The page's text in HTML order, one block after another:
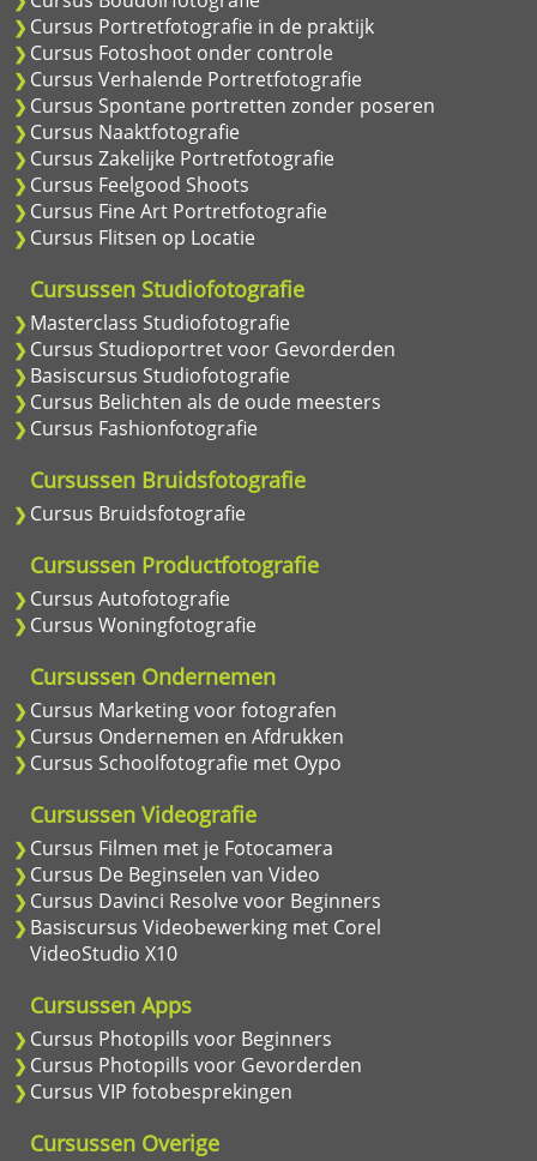
Cursus Portretfotografie in de praktijk
Cursus Fotoshoot onder controle
Cursus Verhalende Portretfotografie
Cursus Spontane portretten zonder poseren
Cursus Naaktfotografie
Cursus Zakelijke Portretfotografie
Cursus Feelgood Shoots
Cursus Fine Art Portretfotografie
Cursus Flitsen op Locatie
Cursussen Studiofotografie
Masterclass Studiofotografie
Cursus Studioportret voor Gevorderden
Basiscursus Studiofotografie
Cursus Belichten als de oude meesters
Cursus Fashionfotografie
Cursussen Bruidsfotografie
Cursus Bruidsfotografie
Cursussen Productfotografie
Cursus Autofotografie
Cursus Woningfotografie
Cursussen Ondernemen
Cursus Marketing voor fotografen
Cursus Ondernemen en Afdrukken
Cursus Schoolfotografie met Oypo
Cursussen Videografie
Cursus Filmen met je Fotocamera
Cursus De Beginselen van Video
Cursus Davinci Resolve voor Beginners
Basiscursus Videobewerking met Corel
VideoStudio X10
Cursussen Apps
Cursus Photopills voor Beginners
Cursus Photopills voor Gevorderden
Cursus VIP fotobesprekingen
Cursussen Overige